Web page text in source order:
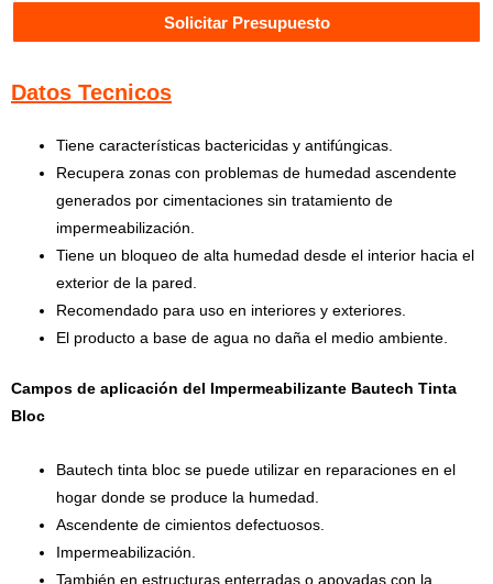
Solicitar Presupuesto
Datos Tecnicos
Tiene características bactericidas y antifúngicas.
Recupera zonas con problemas de humedad ascendente
generados por cimentaciones sin tratamiento de
impermeabilización.
Tiene un bloqueo de alta humedad desde el interior hacia el
exterior de la pared.
Recomendado para uso en interiores y exteriores.
El producto a base de agua no daña el medio ambiente.
Campos de aplicación del Impermeabilizante Bautech Tinta
Bloc
Bautech tinta bloc se puede utilizar en reparaciones en el
hogar donde se produce la humedad.
Ascendente de cimientos defectuosos.
Impermeabilización.
También en estructuras enterradas o apoyadas con la